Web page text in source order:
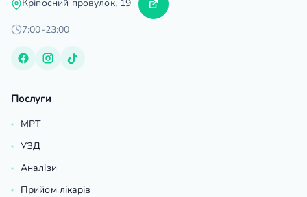
Кріпосний провулок, 19
7:00-23:00
Послуги
МРТ
УЗД
Аналізи
Прийом лікарів